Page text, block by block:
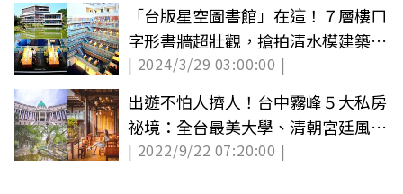
「台版星空圖書館」在這！７層樓ㄇ
字形書牆超壯觀，搶拍清水模建築湖
面倒影
| 2024/3/29 03:00:00 |
出遊不怕人擠人！台中霧峰５大私房
祕境：全台最美大學、清朝宮廷風古
宅
| 2022/9/22 07:20:00 |